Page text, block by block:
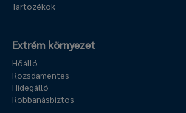
Tartozékok
Extrém környezet
Hőálló
Rozsdamentes
Hidegálló
Robbanásbiztos